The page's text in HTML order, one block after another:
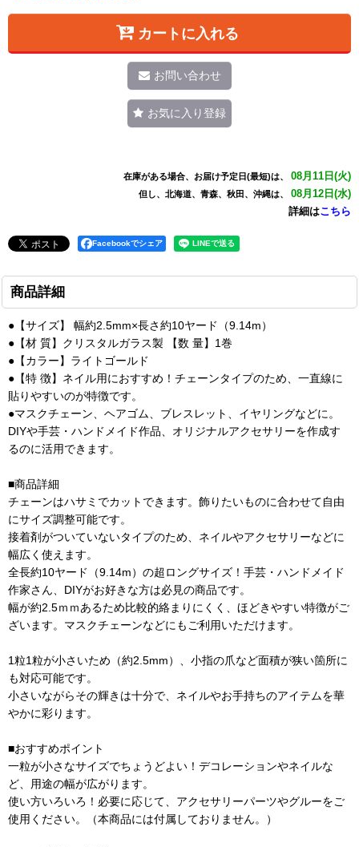
在庫がある場合、お届け予定日(最短)は、 08月11日(火)
但し、北海道、青森、秋田、沖縄は、 08月12日(水)
詳細はこちら
カートに入れる
お問い合わせ
お気に入り登録
Facebookでシェア
商品詳細
●【サイズ】 幅約2.5mm×長さ約10ヤード（9.14m）
●【材 質】クリスタルガラス製 【数 量】1巻
●【カラー】ライトゴールド
●【特 徴】ネイル用におすすめ！チェーンタイプのため、一直線に
貼りやすいのが特徴です。
●マスクチェーン、ヘアゴム、ブレスレット、イヤリングなどに。
DIYや手芸・ハンドメイド作品、オリジナルアクセサリーを作成す
るのに活用できます。
■商品詳細
チェーンはハサミでカットできます。飾りたいものに合わせて自由
にサイズ調整可能です。
接着剤がついていないタイプのため、ネイルやアクセサリーなどに
幅広く使えます。
全長約10ヤード（9.14m）の超ロングサイズ！手芸・ハンドメイド
作家さん、DIYがお好きな方は必見の商品です。
幅が約2.5ｍｍあるため比較的絡まりにくく、ほどきやすい特徴がご
ざいます。マスクチェーンなどにもご利用いただけます。
1粒1粒が小さいため（約2.5mm）、小指の爪など面積が狭い箇所に
も対応可能です。
小さいながらその輝きは十分で、ネイルやお手持ちのアイテムを華
やかに彩ります。
■おすすめポイント
一粒が小さなサイズでちょうどよい！デコレーションやネイルな
ど、用途の幅が広がります。
使い方いろいろ！必要に応じて、アクセサリーパーツやグルーをご
使用ください。（本商品には付属しておりません。）